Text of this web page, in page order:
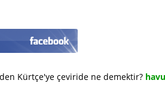
Kürtçe'ye çeviride ne demektir?